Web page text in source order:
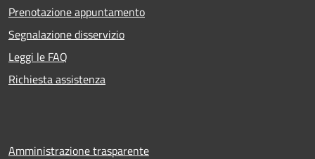
Prenotazione appuntamento
Segnalazione disservizio
Leggi le FAQ
Richiesta assistenza
Amministrazione trasparente